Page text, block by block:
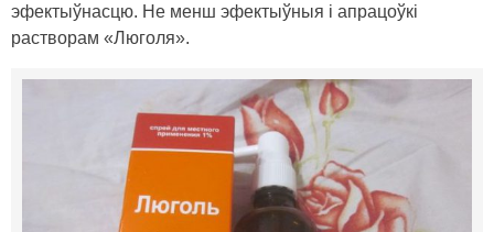
эфектыўнасцю. Не менш эфектыўныя і апрацоўкі
растворам «Люголя».